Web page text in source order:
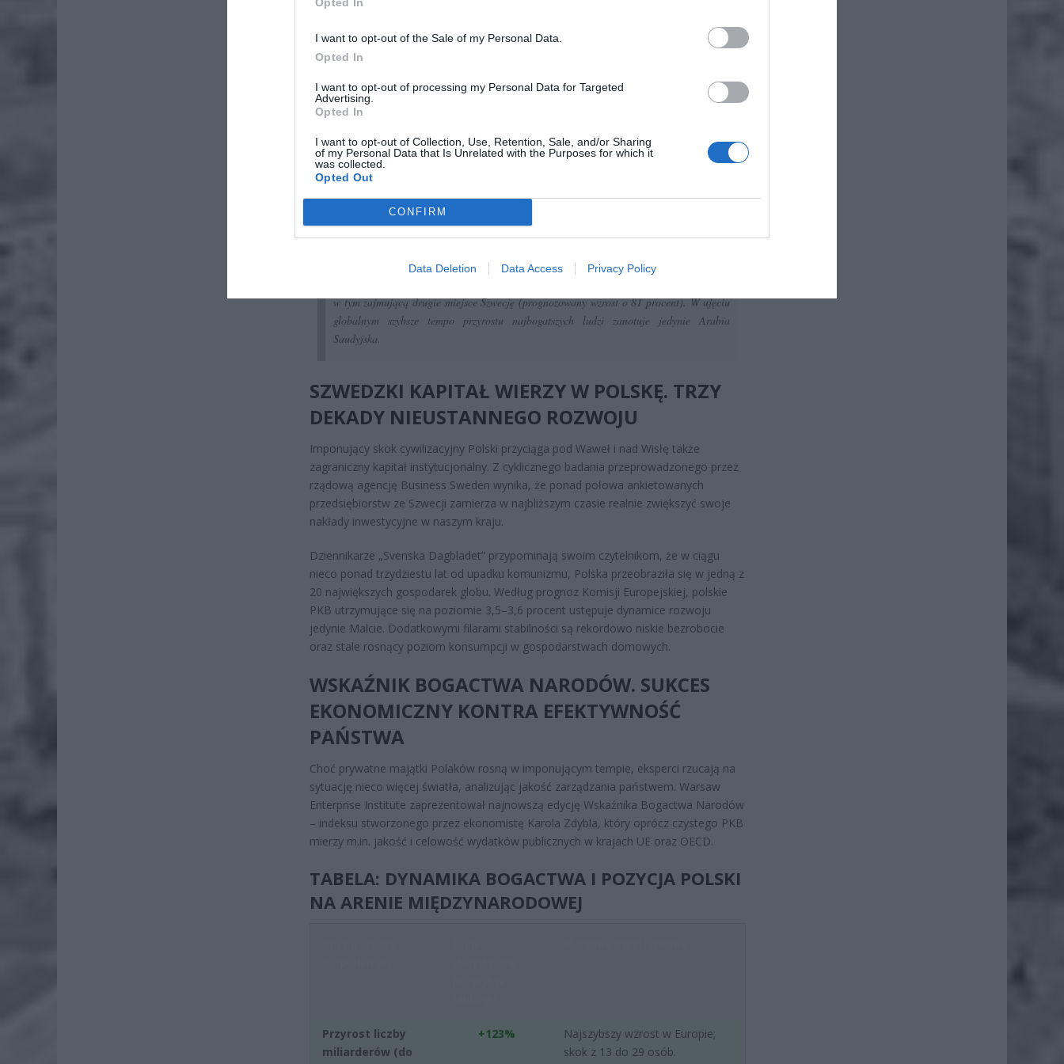
I want to opt-out of the Sale of my Personal Data.
Opted In
I want to opt-out of processing my Personal Data for Targeted
Advertising.
Opted In
I want to opt-out of Collection, Use, Retention, Sale, and/or Sharing
of my Personal Data that Is Unrelated with the Purposes for which it
was collected.
Opted Out
CONFIRM
Data Deletion Data Access Privacy Policy
ZUS zmieni ważny limit od marca 2027 roku. Policzyliśmy, ile może
7 sierpnia 2026 13:23
początek
4 sierpnia 2026 16:06
Prognozy Knight Frank na najbliższe lata:
astronomiczne 123 procent. Oznacza to ponad dwukrotne powiększenie tego elitarnego
w tym zajmującą drugie miejsce Szwecję (prognozowany wzrost o 81 procent). W ujęciu
globalnym szybsze tempo przyrostu najbogatszych ludzi zanotuje jedynie Arabia
Saudyjska.
SZWEDZKI KAPITAŁ WIERZY W POLSKĘ. TRZY
DEKADY NIEUSTANNEGO ROZWOJU
Imponujący skok cywilizacyjny Polski przyciąga pod Waweł i nad Wisłę także
zagraniczny kapitał instytucjonalny. Z cyklicznego badania przeprowadzonego przez
rządową agencję Business Sweden wynika, że ponad połowa ankietowanych
przedsiębiorstw ze Szwecji zamierza w najbliższym czasie realnie zwiększyć swoje
nakłady inwestycyjne w naszym kraju.
Dziennikarze „Svenska Dagbladet” przypominają swoim czytelnikom, że w ciągu
nieco ponad trzydziestu lat od upadku komunizmu, Polska przeobraziła się w jedną z
20 największych gospodarek globu. Według prognoz Komisji Europejskiej, polskie
PKB utrzymujące się na poziomie 3,5–3,6 procent ustępuje dynamice rozwoju
jedynie Malcie. Dodatkowymi filarami stabilności są rekordowo niskie bezrobocie
oraz stale rosnący poziom konsumpcji w gospodarstwach domowych.
WSKAŹNIK BOGACTWA NARODÓW. SUKCES
EKONOMICZNY KONTRA EFEKTYWNOŚĆ
PAŃSTWA
Choć prywatne majątki Polaków rosną w imponującym tempie, eksperci rzucają na
sytuację nieco więcej światła, analizując jakość zarządzania państwem. Warsaw
Enterprise Institute zaprezentował najnowszą edycję Wskaźnika Bogactwa Narodów
– indeksu stworzonego przez ekonomistę Karola Zdybla, który oprócz czystego PKB
mierzy m.in. jakość i celowość wydatków publicznych w krajach UE oraz OECD.
TABELA: DYNAMIKA BOGACTWA I POZYCJA POLSKI
NA ARENIE MIĘDZYNARODOWEJ
Przyrost liczby
miliarderów (do
+123%
Najszybszy wzrost w Europie;
skok z 13 do 29 osób.